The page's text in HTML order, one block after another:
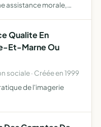
assistance morale,
Qualite En
Et-Marne Ou
sociale · Créée en 1999
de l'imagerie